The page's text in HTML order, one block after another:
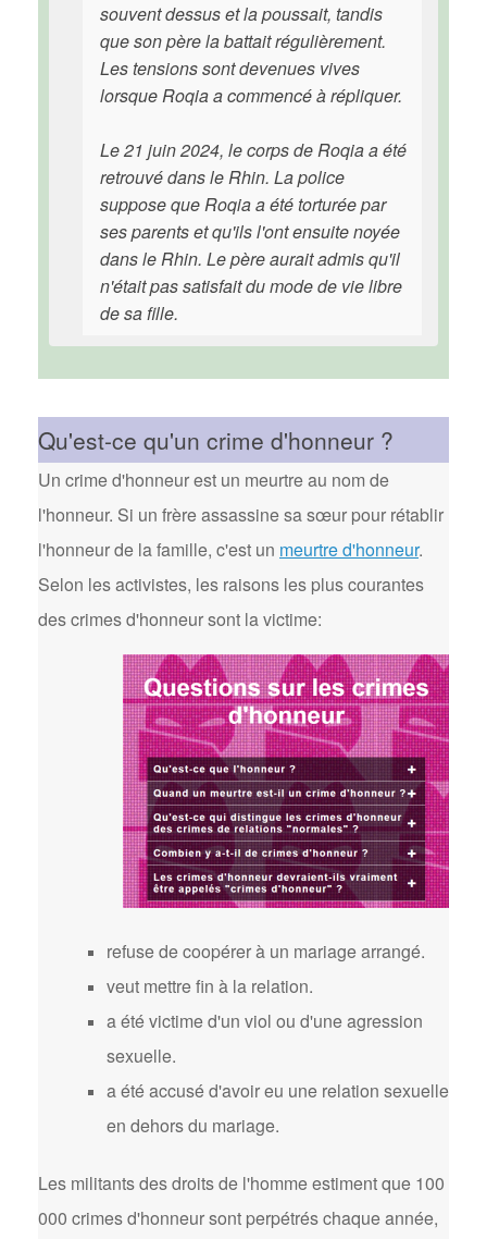
souvent dessus et la poussait, tandis
que son père la battait régulièrement.
Les tensions sont devenues vives
lorsque Roqia a commencé à répliquer.
Le 21 juin 2024, le corps de Roqia a été
retrouvé dans le Rhin. La police
suppose que Roqia a été torturée par
ses parents et qu'ils l'ont ensuite noyée
dans le Rhin. Le père aurait admis qu'il
n'était pas satisfait du mode de vie libre
de sa fille.
Qu'est-ce qu'un crime d'honneur ?
Un crime d'honneur est un meurtre au nom de
l'honneur. Si un frère assassine sa sœur pour rétablir
l'honneur de la famille, c'est un meurtre d'honneur.
Selon les activistes, les raisons les plus courantes
des crimes d'honneur sont la victime:
refuse de coopérer à un mariage arrangé.
veut mettre fin à la relation.
a été victime d'un viol ou d'une agression
sexuelle.
a été accusé d'avoir eu une relation sexuelle
en dehors du mariage.
Les militants des droits de l'homme estiment que 100
000 crimes d'honneur sont perpétrés chaque année,